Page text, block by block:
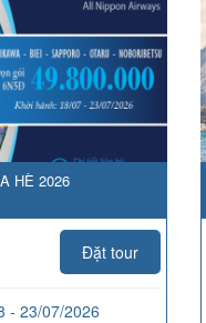
HÈ 2026
Đặt tour
- 23/07/2026